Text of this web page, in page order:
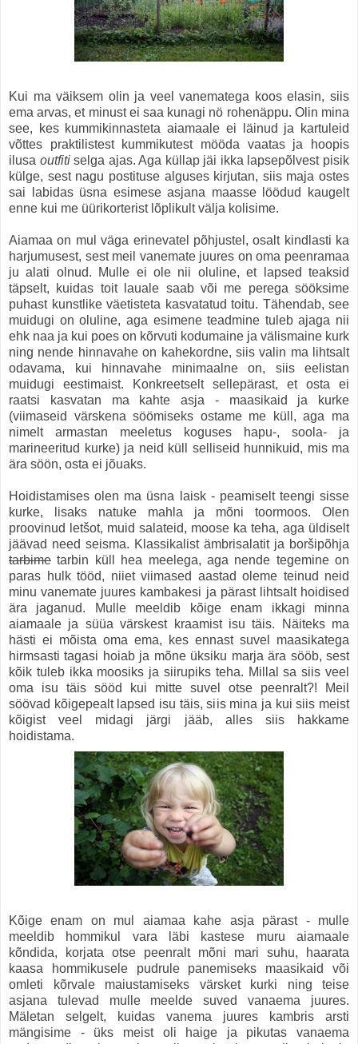
Kui ma väiksem olin ja veel vanematega koos elasin, siis
ema arvas, et minust ei saa kunagi nö rohenäppu. Olin mina
see, kes kummikinnasteta aiamaale ei läinud ja kartuleid
võttes praktilistest kummikutest mööda vaatas ja hoopis
ilusa outfitiselga ajas. Aga küllap jäi ikka lapsepõlvest pisik
külge, sest nagu postituse alguses kirjutan, siis maja ostes
sai labidas üsna esimese asjana maasse löödud kaugelt
enne kui me üürikorterist lõplikult välja kolisime.
Aiamaa on mul väga erinevatel põhjustel, osalt kindlasti ka
harjumusest, sest meil vanemate juures on oma peenramaa
ju alati olnud. Mulle ei ole nii oluline, et lapsed teaksid
täpselt, kuidas toit lauale saab või me perega sööksime
puhast kunstlike väetisteta kasvatatud toitu. Tähendab, see
muidugi on oluline, aga esimene teadmine tuleb ajaga nii
ehk naa ja kui poes on kõrvuti kodumaine ja välismaine kurk
ning nende hinnavahe on kahekordne, siis valin ma lihtsalt
odavama, kui hinnavahe minimaalne on, siis eelistan
muidugi eestimaist. Konkreetselt sellepärast, et osta ei
raatsi kasvatan ma kahte asja - maasikaid ja kurke
(viimaseid värskena söömiseks ostame me küll, aga ma
nimelt armastan meeletus koguses hapu-, soola- ja
marineeritud kurke) ja neid küll selliseid hunnikuid, mis ma
ära söön, osta ei jõuaks.
Hoidistamises olen ma üsna laisk - peamiselt teengi sisse
kurke, lisaks natuke mahla ja mõni toormoos. Olen
proovinud letšot, muid salateid, moose ka teha, aga üldiselt
jäävad need seisma. Klassikalist ämbrisalatit ja boršipõhja
tarbime tarbin küll hea meelega, aga nende tegemine on
paras hulk tööd, niiet viimased aastad oleme teinud neid
minu vanemate juures kambakesi ja pärast lihtsalt hoidised
ära jaganud. Mulle meeldib kõige enam ikkagi minna
aiamaale ja süüa värskest kraamist isu täis. Näiteks ma
hästi ei mõista oma ema, kes ennast suvel maasikatega
hirmsasti tagasi hoiab ja mõne üksiku marja ära sööb, sest
kõik tuleb ikka moosiks ja siirupiks teha. Millal sa siis veel
oma isu täis sööd kui mitte suvel otse peenralt?! Meil
söövad kõigepealt lapsed isu täis, siis mina ja kui siis meist
kõigist veel midagi järgi jääb, alles siis hakkame
hoidistama.
Kõige enam on mul aiamaa kahe asja pärast - mulle
meeldib hommikul vara läbi kastese muru aiamaale
kõndida, korjata otse peenralt mõni mari suhu, haarata
kaasa hommikusele pudrule panemiseks maasikaid või
omleti kõrvale maiustamiseks värsket kurki ning teise
asjana tulevad mulle meelde suved vanaema juures.
Mäletan selgelt, kuidas vanema juures kambris arsti
mängisime - üks meist oli haige ja pikutas vanaema